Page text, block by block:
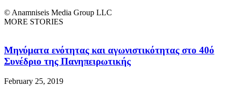
© Anamniseis Media Group LLC
MORE STORIES
Μηνύματα ενότητας και αγωνιστικότητας στο 40ό
Συνέδριο της Πανηπειρωτικής
February 25, 2019